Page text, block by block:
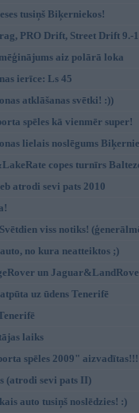
tusiņš Biķerniekos!
PRO Drift, Street Drift 9.-
aiz polārā loka
ierīce: Ls 45
atklāšanas svētki! :))
spēles kā vienmēr super!
lielais noslēgums
copes turnīrs
atrodi sevi pats 2010
viss notiks!
no kura neatteiktos ;)
un
uz ūdens Tenerifē
laiks
spēles 2009" aizvadītas!!!
(atrodi sevi pats II)
auto tusiņš noslēdzies! :)